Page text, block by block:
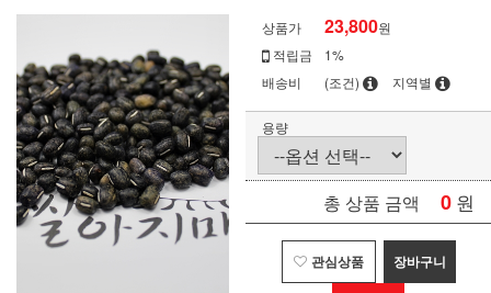
상품가 23,800원
적립금
1%
배송비
(조건) 지역별
용량
총 상품 금액 0 원
관심상품 장바구니